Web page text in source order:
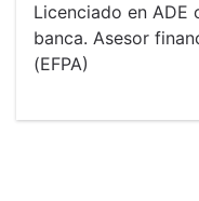
Licenciado en ADE
banca. Asesor
(EFPA)